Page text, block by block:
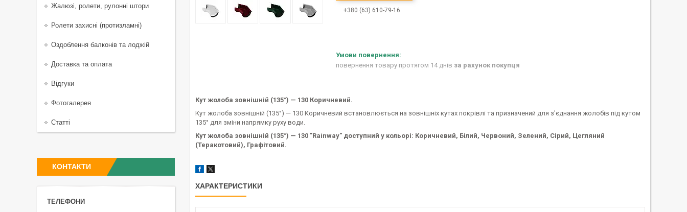
+380 (63) 610-79-16
повернення товару протягом 14 днів за рахунок покупця
Кут жолоба зовнішній (135°) — 130 Коричневий.
Кут жолоба зовнішній (135°) — 130 Коричневий встановлюється на зовнішніх кутах покрівлі та призначений для з'єднання жолобів під кутом
135° для зміни напрямку руху води.
Кут жолоба зовнішній (135°) — 130 "Rainway" доступний у кольорі: Коричневий, Білий, Червоний, Зелений, Сірий, Цегляний
(Теракотовий), Графітовий.
ХАРАКТЕРИСТИКИ
Жалюзі, ролети, рулонні штори
Ролети захисні (протизламні)
Оздоблення балконів та лоджій
Доставка та оплата
Відгуки
Фотогалерея
Статті
КОНТАКТИ